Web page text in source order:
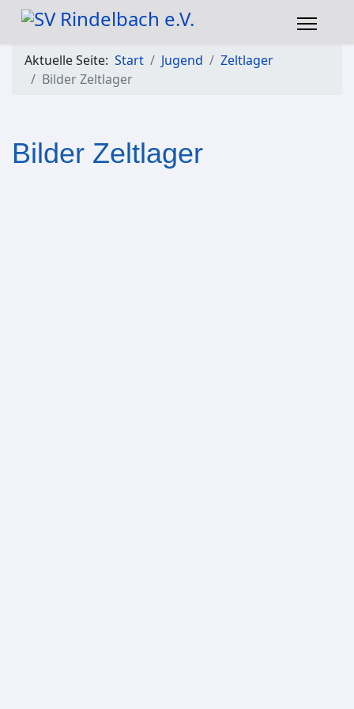
Aktuelle Seite: Start Jugend
Zeltlager
Bilder Zeltlager
Bilder Zeltlager